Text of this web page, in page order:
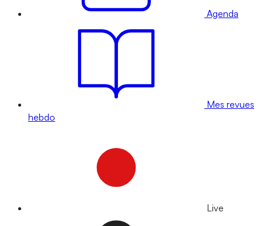
Agenda
Mes revues
hebdo
Live